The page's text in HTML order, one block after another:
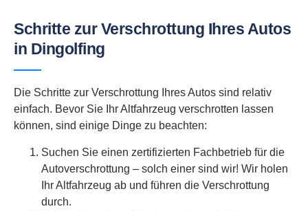
Schritte zur Verschrottung Ihres Autos
in Dingolfing
Die Schritte zur Verschrottung Ihres Autos sind relativ
einfach. Bevor Sie Ihr Altfahrzeug verschrotten lassen
können, sind einige Dinge zu beachten:
Suchen Sie einen zertifizierten Fachbetrieb für die
Autoverschrottung – solch einer sind wir! Wir holen
Ihr Altfahrzeug ab und führen die Verschrottung
durch.